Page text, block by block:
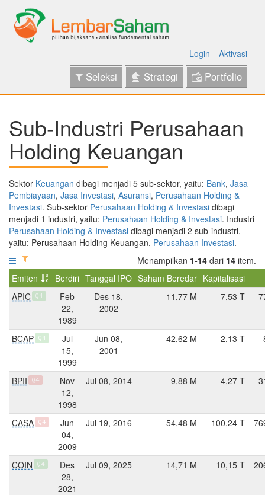
Login Aktivasi
Seleksi Strategi Portfolio
Sub-Industri Perusahaan
Holding Keuangan
Sektor Keuangan dibagi menjadi 5 sub-sektor, yaitu: Bank, Jasa
Pembiayaan, Jasa Investasi, Asuransi, Perusahaan Holding &
Investasi. Sub-sektor Perusahaan Holding & Investasi dibagi
menjadi 1 industri, yaitu: Perusahaan Holding & Investasi. Industri
Perusahaan Holding & Investasi dibagi menjadi 2 sub-industri,
yaitu: Perusahaan Holding Keuangan, Perusahaan Investasi.
Menampilkan 1-14 dari 14 item.
Emiten
Berdiri Tanggal IPO Saham Beredar Kapitalisasi
APIC
Q4
Feb
22,
1989
Des 18,
2002
11,77 M 7,53 T
BCAP Q4
Jul
15,
1999
Jun 08,
2001
42,62 M 2,13 T
BPII Q4
Nov
12,
1998
Jul 08, 2014 9,88 M 4,27 T
CASA Q4
Jun
04,
2009
Jul 19, 2016 54,48 M 100,24 T
COIN Q4
Des
28,
2021
Jul 09, 2025 14,71 M 10,15 T